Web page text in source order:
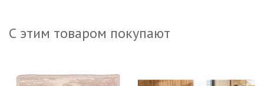
С этим товаром покупают